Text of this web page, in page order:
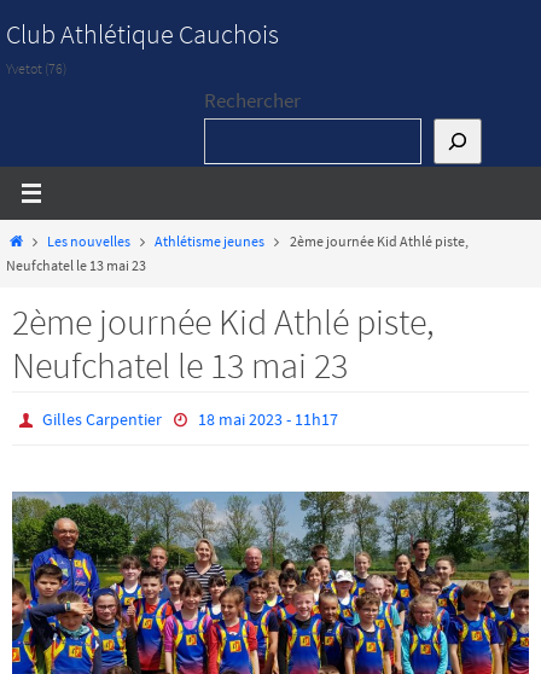
vers
le
Club Athlétique Cauchois
Yvetot (76)
Rechercher
HomeLes nouvelles Athlétisme jeunes
2ème journée Kid Athlé piste,
Neufchatel le 13 mai 23
2ème journée Kid Athlé piste,
Neufchatel le 13 mai 23
Gilles Carpentier 18 mai 2023 - 11h17